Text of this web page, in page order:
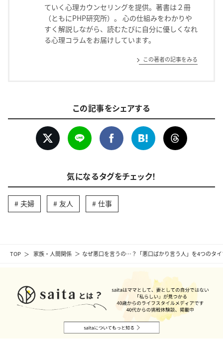
TOP 家族・人間関係 なぜ悪口を言うの…？「悪口ばかり言う人」を4つのタ
ていく心理カウンセリングを提供。著書は２冊
（ともにPHP研究所）。 心の仕組みをわかりや
すく解説しながら、読むたびに自分に優しくなれ
る心理コラムをお届けしています。
この著者の記事をみる
この記事をシェアする
気になるタグをチェック！
夫婦 友人 仕事